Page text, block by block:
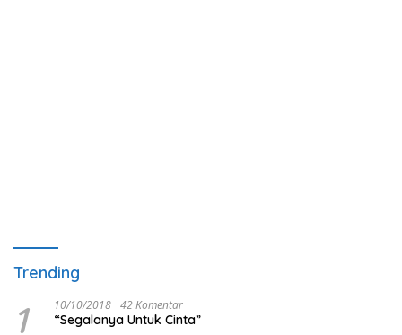
Trending
1 10/10/2018 42 Komentar
“Segalanya Untuk Cinta”